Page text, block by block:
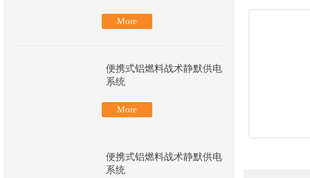
More
便携式铝燃料战术静默供电
系统
More
便携式铝燃料战术静默供电
系统